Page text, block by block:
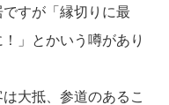
すが「縁切りに最
」とかいう噂があり
大抵、参道のあるこ